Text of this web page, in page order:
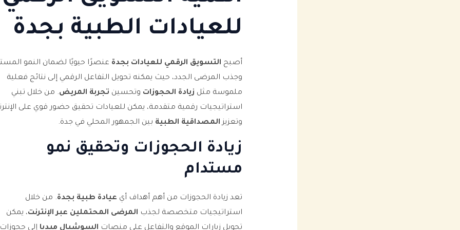
للعيادات الطبية بجدة
أصبح التسويق الرقمي للعيادات بجدة عنصرًا حيويًا لضمان النمو
وجذب المرضى الجدد، حيث يمكنه تحويل التفاعل الرقمي إلى نتائج فعلية
ملموسة مثل زيادة الحجوزات وتحسين تجربة المريض. من خلال تبني
استراتيجيات رقمية متقدمة، يمكن للعيادات تحقيق حضور قوي على
وتعزيزالمصداقية الطبية بين الجمهور المحلي في جدة.
زيادة الحجوزات وتحقيق نمو
مستدام
تعد زيادة الحجوزات من أهم أهداف أي عيادة طبية بجدة. من خلال
استراتيجيات متخصصة لجذب المرضى المحتملين عبر الإنترنت، يمكن
تحويل زيارات الموقع والتفاعل على منصات السوشيال ميديا إلى حجوزات